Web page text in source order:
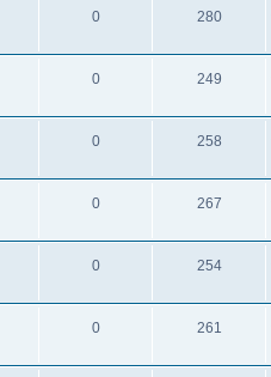
0 280
0 249
0 258
0 267
0 254
0 261